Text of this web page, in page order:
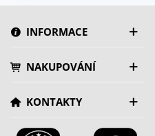
INFORMACE
NAKUPOVÁNÍ
KONTAKTY